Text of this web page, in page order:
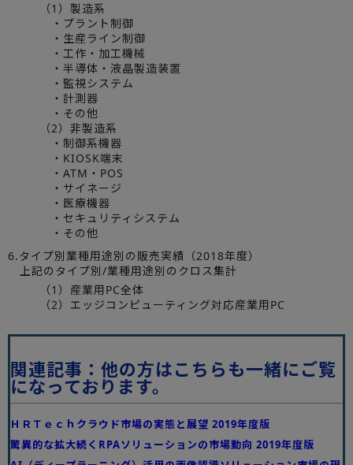
（1）製造系
・プラント制御
・生産ライン制御
・工作・加工機械
・半導体・液晶製造装置
・監視システム
・計測器
・その他
（2）非製造系
・制御系機器
・KIOSK端末
・ATM・POS
・サイネージ
・医療機器
・セキュリティシステム
・その他
6.タイプ別業種用途別の販売実績（2018年度）
上記のタイプ別/業種用途別のクロス集計
（1）産業用PC全体
（2）エッジコンピューティング対応産業用PC
関連記事：他の方はこちらも一緒にご覧
になっております。
ＨＲＴｅｃｈクラウド市場の実態と展望 2019年度版
驚異的な拡大続くRPAソリューションの市場動向 2019年度版